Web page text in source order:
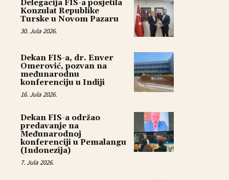
Delegacija FIS-a posjetila
Konzulat Republike
Turske u Novom Pazaru
30. Jula 2026.
Dekan FIS-a, dr. Enver
Omerović, pozvan na
međunarodnu
konferenciju u Indiji
16. Jula 2026.
Dekan FIS-a održao
predavanje na
Međunarodnoj
konferenciji u Pemalangu
(Indonezija)
7. Jula 2026.